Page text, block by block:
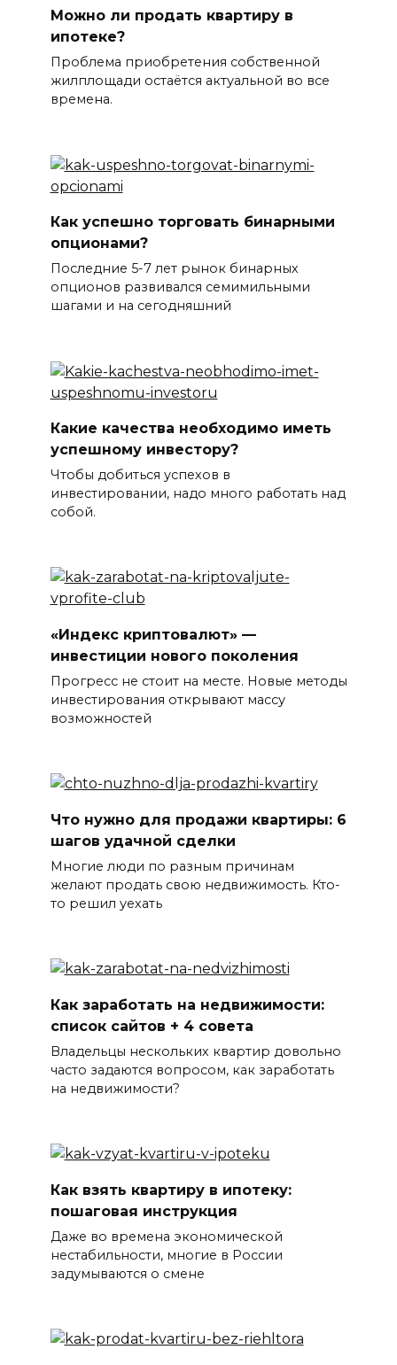
Можно ли продать квартиру в
ипотеке?
Проблема приобретения собственной
жилплощади остаётся актуальной во все
времена.
Как успешно торговать бинарными
опционами?
Последние 5-7 лет рынок бинарных
опционов развивался семимильными
шагами и на сегодняшний
Какие качества необходимо иметь
успешному инвестору?
Чтобы добиться успехов в
инвестировании, надо много работать над
собой.
«Индекс криптовалют» —
инвестиции нового поколения
Прогресс не стоит на месте. Новые методы
инвестирования открывают массу
возможностей
Что нужно для продажи квартиры: 6
шагов удачной сделки
Многие люди по разным причинам
желают продать свою недвижимость. Кто-
то решил уехать
Как заработать на недвижимости:
список сайтов + 4 совета
Владельцы нескольких квартир довольно
часто задаются вопросом, как заработать
на недвижимости?
Как взять квартиру в ипотеку:
пошаговая инструкция
Даже во времена экономической
нестабильности, многие в России
задумываются о смене